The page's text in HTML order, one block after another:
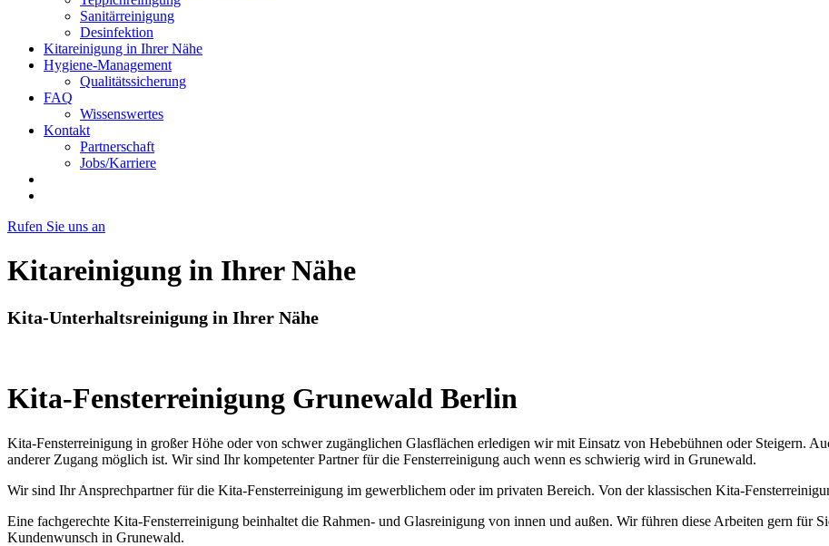
Sanitärreinigung
Desinfektion
Kitareinigung in Ihrer Nähe
Hygiene-Management
Qualitätssicherung
FAQ
Wissenswertes
Kontakt
Partnerschaft
Jobs/Karriere
Rufen Sie uns an
Kitareinigung in Ihrer Nähe
Kita-Unterhaltsreinigung in Ihrer Nähe
Kita-Fensterreinigung Grunewald Berlin
Kita-Fensterreinigung in großer Höhe oder von schwer zugänglichen Glasflächen erledigen wir mit Einsatz von Hebebühnen oder Steigern.
anderer Zugang möglich ist. Wir sind Ihr kompetenter Partner für die Fensterreinigung auch wenn es schwierig wird in Grunewald.
Wir sind Ihr Ansprechpartner für die Kita-Fensterreinigung im gewerblichem oder im privaten Bereich. Von der klassischen Kita-
Eine fachgerechte Kita-Fensterreinigung beinhaltet die Rahmen- und Glasreinigung von innen und außen. Wir führen diese Arbeiten gern für
Kundenwunsch in Grunewald.